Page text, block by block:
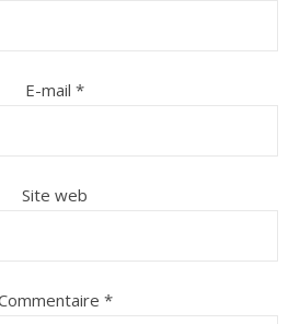
E-mail *
Site web
*